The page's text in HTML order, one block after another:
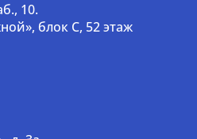
10.
блок С, 52 этаж